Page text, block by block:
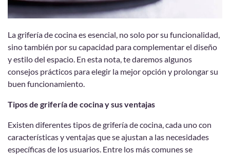
La grifería de cocina es esencial, no solo por su funcionalidad,
sino también por su capacidad para complementar el diseño
y estilo del espacio. En esta nota, te daremos algunos
consejos prácticos para elegir la mejor opción y prolongar su
buen funcionamiento.
Tipos de grifería de cocina y sus ventajas
Existen diferentes tipos de grifería de cocina, cada uno con
características y ventajas que se ajustan a las necesidades
específicas de los usuarios. Entre los más comunes se